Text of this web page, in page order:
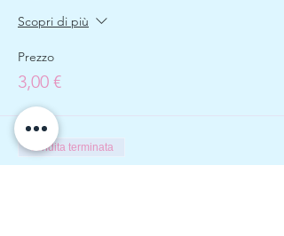
Scopri di più
Prezzo
3,00 €
Vendita terminata